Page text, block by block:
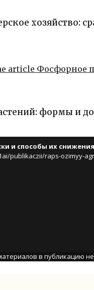
хозяйство:
формы и
и способы их снижения
publikaczii/raps-ozimyy-
в публикацию